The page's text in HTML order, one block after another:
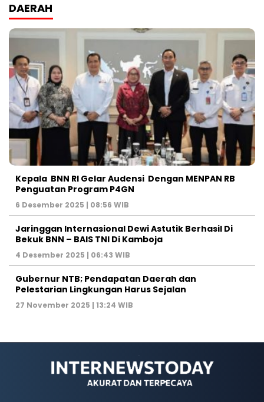
DAERAH
Kepala BNN RI Gelar Audensi Dengan MENPAN RB
Penguatan Program P4GN
6 Desember 2025 | 08:56 WIB
Jaringgan Internasional Dewi Astutik Berhasil Di
Bekuk BNN – BAIS TNI Di Kamboja
4 Desember 2025 | 06:43 WIB
Gubernur NTB; Pendapatan Daerah dan
Pelestarian Lingkungan Harus Sejalan
27 November 2025 | 13:24 WIB